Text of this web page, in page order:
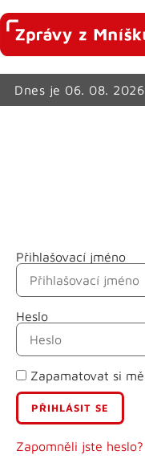
Dnes je 06. 08. 2026
Přihlašovací jméno
Heslo
Zapamatovat si mě
Zapomněli jste heslo?
Jméno
Příjmení
E-mail
Uživatelské jméno